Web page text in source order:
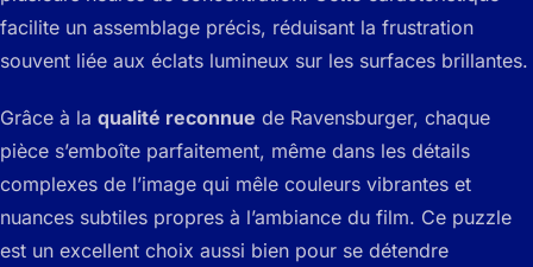
facilite un assemblage précis, réduisant la frustration
souvent liée aux éclats lumineux sur les surfaces brillantes.
Grâce à la qualité reconnue de Ravensburger, chaque
pièce s’emboîte parfaitement, même dans les détails
complexes de l’image qui mêle couleurs vibrantes et
nuances subtiles propres à l’ambiance du film. Ce puzzle
est un excellent choix aussi bien pour se détendre